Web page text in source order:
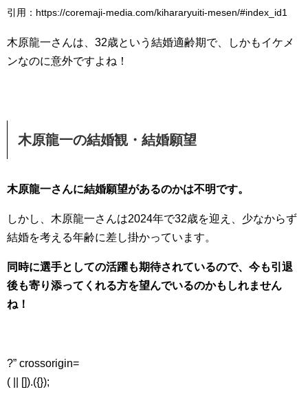
引用：https://coremaji-media.com/kihararyuiti-mesen/#index_id1
木原龍一さんは、32歳という結婚適齢期で、しかもイケメ
ンなのに意外ですよね！
木原龍一の結婚観・結婚願望
木原龍一さんに結婚願望があるのかは不明です。
しかし、木原龍一さんは2024年で32歳を迎え、少なからず
結婚を考える年齢に差し掛かっています。
同時に選手としての活躍も期待されているので、今も引退
後も寄り添ってくれる方を望んでいるのかもしれません
ね！
?” crossorigin=
( || []).({});